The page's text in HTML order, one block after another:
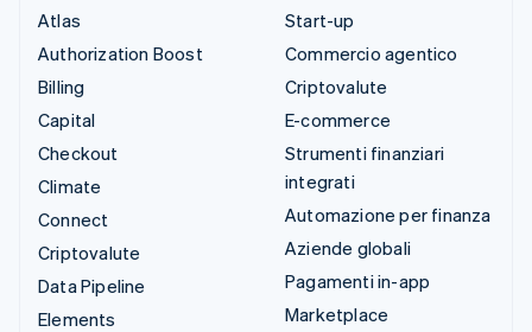
Atlas
Authorization Boost
Billing
Capital
Checkout
Climate
Connect
Criptovalute
Data Pipeline
Elements
Start-up
Commercio agentico
Criptovalute
E-commerce
Strumenti finanziari
integrati
Automazione per finanza
Aziende globali
Pagamenti in-app
Marketplace